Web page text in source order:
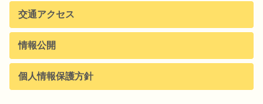
交通アクセス
情報公開
個人情報保護方針